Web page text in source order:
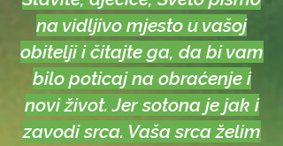
na vidljivo mjesto u vašoj
obitelji i čitajte ga, da bi vam
bilo poticaj na obraćenje i
novi život. Jer sotona je jak i
zavodi srca. Vaša srca želim